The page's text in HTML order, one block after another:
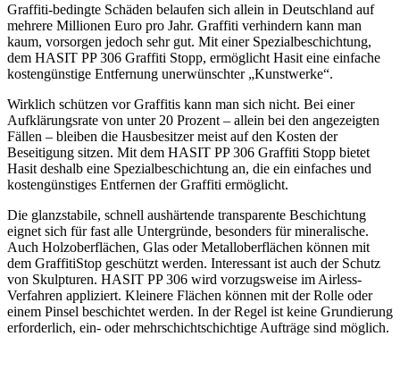
Graffiti-bedingte Schäden belaufen sich allein in Deutschland auf
mehrere Millionen Euro pro Jahr. Graffiti verhindern kann man
kaum, vorsorgen jedoch sehr gut. Mit einer Spezialbeschichtung,
dem HASIT PP 306 Graffiti Stopp, ermöglicht Hasit eine einfache
kostengünstige Entfernung unerwünschter „Kunstwerke“.
Wirklich schützen vor Graffitis kann man sich nicht. Bei einer
Aufklärungsrate von unter 20 Prozent – allein bei den angezeigten
Fällen – bleiben die Hausbesitzer meist auf den Kosten der
Beseitigung sitzen. Mit dem HASIT PP 306 Graffiti Stopp bietet
Hasit deshalb eine Spezialbeschichtung an, die ein einfaches und
kostengünstiges Entfernen der Graffiti ermöglicht.
Die glanzstabile, schnell aushärtende transparente Beschichtung
eignet sich für fast alle Untergründe, besonders für mineralische.
Auch Holzoberflächen, Glas oder Metalloberflächen können mit
dem GraffitiStop geschützt werden. Interessant ist auch der Schutz
von Skulpturen. HASIT PP 306 wird vorzugsweise im Airless-
Verfahren appliziert. Kleinere Flächen können mit der Rolle oder
einem Pinsel beschichtet werden. In der Regel ist keine Grundierung
erforderlich, ein- oder mehrschichtschichtige Aufträge sind möglich.